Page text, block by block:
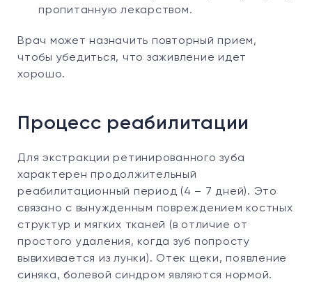
пропитанную лекарством.
Врач может назначить повторный прием,
чтобы убедиться, что заживление идет
хорошо.
Процесс реабилитации
Для экстракции ретинированного зуба
характерен продолжительный
реабилитационный период (4 – 7 дней). Это
связано с вынужденным повреждением костных
структур и мягких тканей (в отличие от
простого удаления, когда зуб попросту
вывихивается из лунки). Отек щеки, появление
синяка, болевой синдром являются нормой.